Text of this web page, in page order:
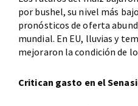
por bushel, su nivel más
pronósticos de oferta
mundial. En EU, lluvias y
mejoraron la condición de
Critican gasto en el